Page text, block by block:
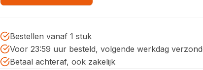
Bestellen vanaf 1 stuk
Voor 23:59 uur besteld, volgende werkdag
Betaal achteraf, ook zakelijk